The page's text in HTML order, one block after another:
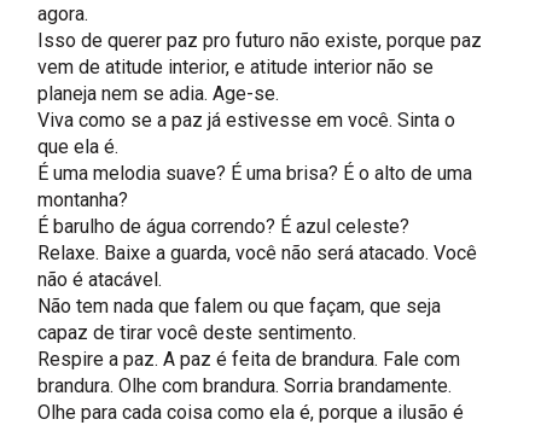
agora.
Isso de querer paz pro futuro não existe, porque paz
vem de atitude interior, e atitude interior não se
planeja nem se adia. Age-se.
Viva como se a paz já estivesse em você. Sinta o
que ela é.
É uma melodia suave? É uma brisa? É o alto de uma
montanha?
É barulho de água correndo? É azul celeste?
Relaxe. Baixe a guarda, você não será atacado. Você
não é atacável.
Não tem nada que falem ou que façam, que seja
capaz de tirar você deste sentimento.
Respire a paz. A paz é feita de brandura. Fale com
brandura. Olhe com brandura. Sorria brandamente.
Olhe para cada coisa como ela é, porque a ilusão é